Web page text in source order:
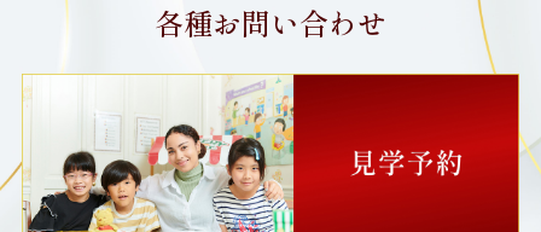
各種お問い合わせ